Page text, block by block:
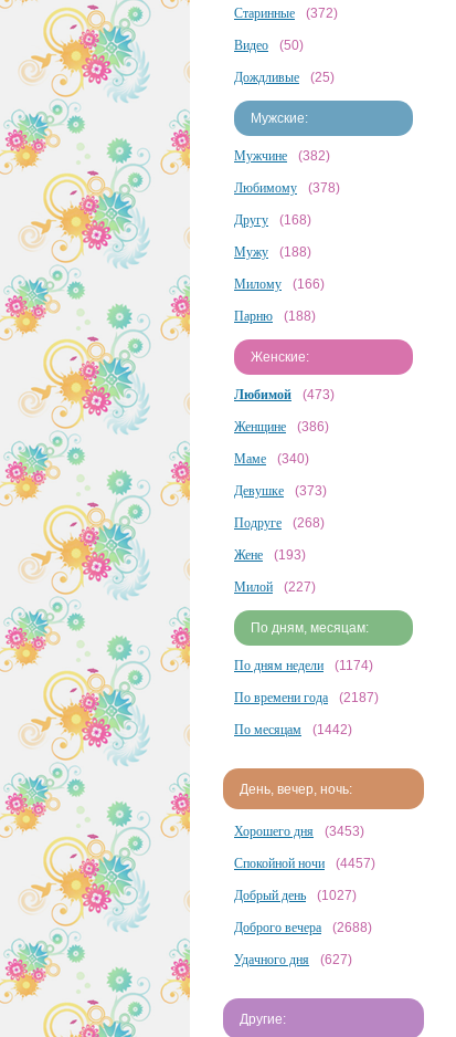
Старинные (372)
Видео (50)
Дождливые (25)
Мужские:
Мужчине (382)
Любимому (378)
Другу (168)
Мужу (188)
Милому (166)
Парню (188)
Женские:
Любимой (473)
Женщине (386)
Маме (340)
Девушке (373)
Подруге (268)
Жене (193)
Милой (227)
По дням, месяцам:
По дням недели (1174)
По времени года (2187)
По месяцам (1442)
День, вечер, ночь:
Хорошего дня (3453)
Спокойной ночи (4457)
Добрый день (1027)
Доброго вечера (2688)
Удачного дня (627)
Другие: